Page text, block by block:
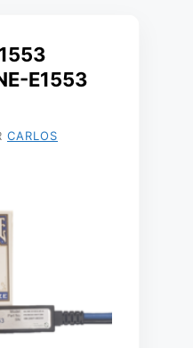
E1553
CARLOS